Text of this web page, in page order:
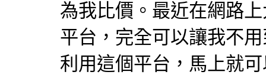
為我比價。最近在網路
平台，完全可以讓我不
利用這個平台，馬上就